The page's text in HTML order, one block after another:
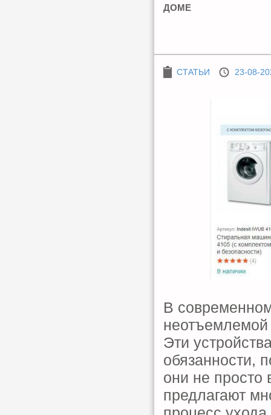
ДОМЕ
СТАТЬИ 23-08-
В
неотъемлемой
Эти
обязанности,
они не просто
предлагают